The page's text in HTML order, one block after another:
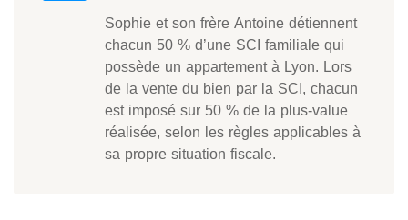
Sophie et son frère Antoine détiennent
chacun 50 % d’une SCI familiale qui
possède un appartement à Lyon. Lors
de la vente du bien par la SCI, chacun
est imposé sur 50 % de la plus-value
réalisée, selon les règles applicables à
sa propre situation fiscale.